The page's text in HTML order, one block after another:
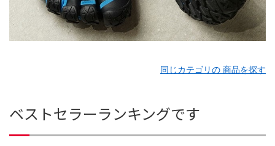
同じカテゴリの 商品を探す
ベストセラーランキングです